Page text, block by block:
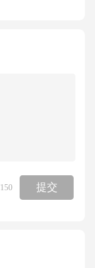
债券的处置7.
现自身债
律师费、评
返还给甲
商一致，并
提交